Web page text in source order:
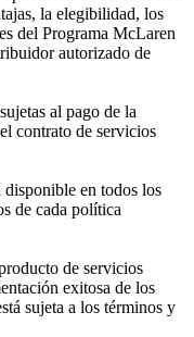
la elegibilidad, los
del Programa McLaren
autorizado de
al pago de la
contrato de servicios
disponible en todos los
de cada política
de servicios
exitosa de los
sujeta a los términos y